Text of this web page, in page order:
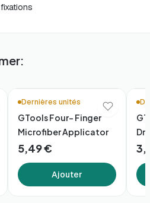
Dernières unités
GTools Four- Finger
Microfiber Applicator
5,49 €
Ajouter